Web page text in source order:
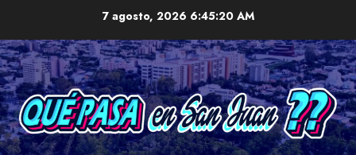
content
7 agosto, 2026 6:45:21 AM